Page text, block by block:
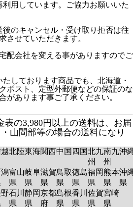
用しています。ご協力お願いいた
のキャンセル・受け取り拒否は往
させていただきます。
配会社を変える事がありますのでご
しております商品でも、北海道・
ポスト、定型外郵便などの保証のな
があります事ご了承ください。
表の3,980円以上の送料は、お届
山間部等の場合の送料になり
北陸東海関西中国 四国北九
州
南九
州
沖
富山
県
石川
県
岐阜
県
静岡
県
滋賀
県
京都
府
鳥取
県
島根
県
徳島
県
香川
県
福岡
県
佐賀
県
熊本
県
宮崎
県
沖